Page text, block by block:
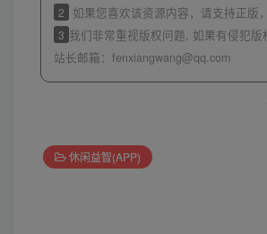
2 如果您喜欢该资源内容，请支持正版
3 我们非常重视版权问题, 如果有侵犯版
站长邮箱： fenxiangwang@qq.com
休闲益智(APP)